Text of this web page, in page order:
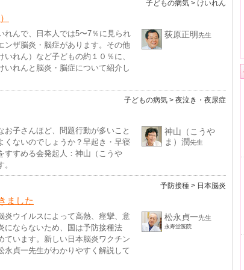
子どもの病気 > けいれん
れんで、日本人では5〜7％に見られ
ンザ脳炎・脳症があります。その他
れん）など子どもの約１０％に、
れんと脳炎・脳症について紹介し
荻原正明先生
子どもの病気 > 夜泣き・夜尿症
子さんほど、問題行動が多いこと
くないのでしょうか？早起き・早寝
すすめる会発起人：神山（こうや
神山（こうや
ま）潤先生
予防接種 > 日本脳炎
ました
炎ウイルスによって高熱、痙攣、意
にならないため、国は予防接種法
ています。新しい日本脳炎ワクチン
永貞一先生がわかりやすく解説して
松永貞一先生
永寿堂医院